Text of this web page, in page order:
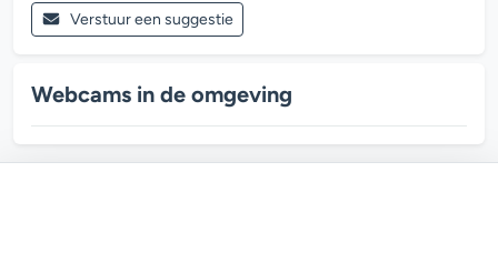
Verstuur een suggestie
Webcams in de omgeving